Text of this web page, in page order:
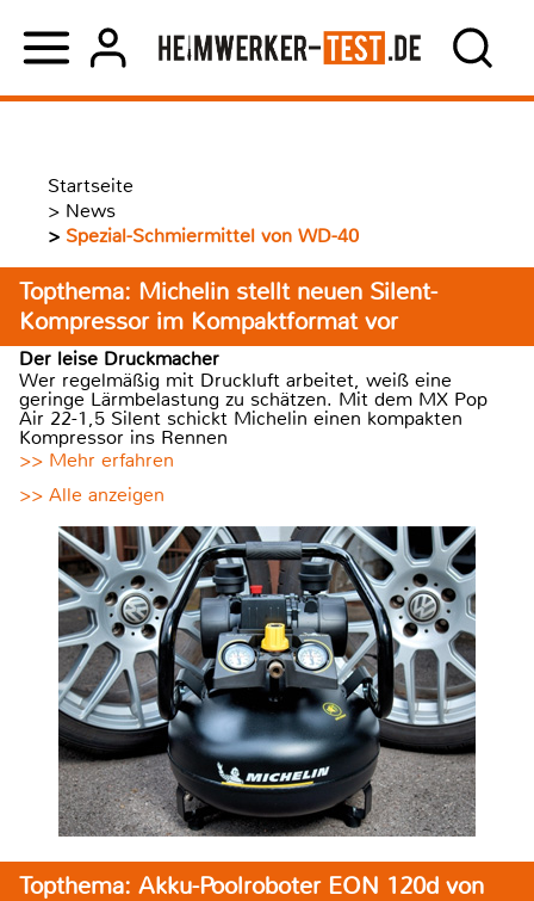
Startseite
> News
> Spezial-Schmiermittel von WD-40
Topthema: Michelin stellt neuen Silent-
Kompressor im Kompaktformat vor
Der leise Druckmacher
Wer regelmäßig mit Druckluft arbeitet, weiß eine
geringe Lärmbelastung zu schätzen. Mit dem MX Pop
Air 22-1,5 Silent schickt Michelin einen kompakten
Kompressor ins Rennen
>> Mehr erfahren
>> Alle anzeigen
Topthema: Akku-Poolroboter EON 120d von